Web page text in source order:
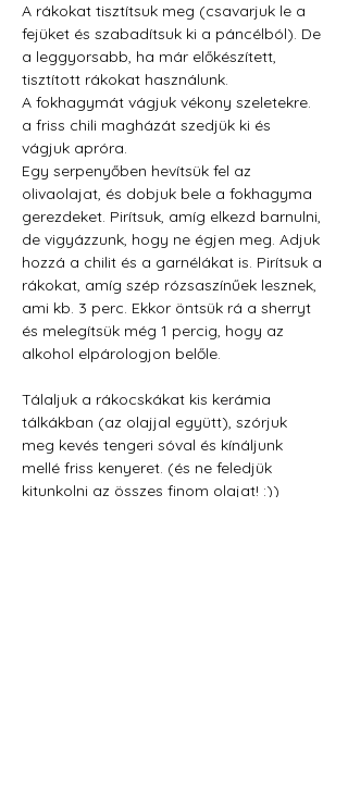
A rákokat tisztítsuk meg (csavarjuk le a
fejüket és szabadítsuk ki a páncélból). De
a leggyorsabb, ha már előkészített,
tisztított rákokat használunk.
A fokhagymát vágjuk vékony szeletekre.
a friss chili magházát szedjük ki és
vágjuk apróra.
Egy serpenyőben hevítsük fel az
olivaolajat, és dobjuk bele a fokhagyma
gerezdeket. Pirítsuk, amíg elkezd barnulni,
de vigyázzunk, hogy ne égjen meg. Adjuk
hozzá a chilit és a garnélákat is. Pirítsuk a
rákokat, amíg szép rózsaszínűek lesznek,
ami kb. 3 perc. Ekkor öntsük rá a sherryt
és melegítsük még 1 percig, hogy az
alkohol elpárologjon belőle.
Tálaljuk a rákocskákat kis kerámia
tálkákban (az olajjal együtt), szórjuk
meg kevés tengeri sóval és kínáljunk
mellé friss kenyeret. (és ne feledjük
kitunkolni az összes finom olajat! :))